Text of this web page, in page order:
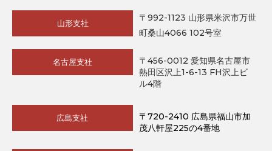
山形支社
〒992-1123 山形県米沢市万世
町桑山4066 102号室
名古屋支社
〒456-0012 愛知県名古屋市
熱田区沢上1-6-13 FH沢上ビ
ル4階
広島支社
〒720-2410 広島県福山市加
茂八軒屋225の4番地